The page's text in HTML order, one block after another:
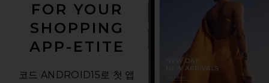
FOR YOUR
SHOPPING
APP-ETITE
코드 ANDROID15로 첫 앱